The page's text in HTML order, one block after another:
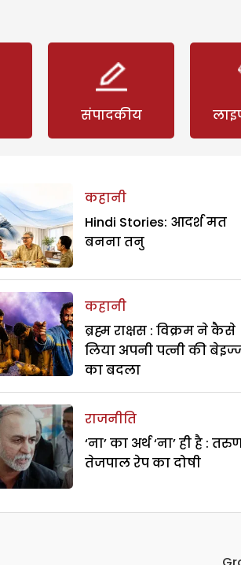
संपादकीय
कहानी
Hindi Stories: आदर्श मत
बनना तनु
कहानी
ब्रह्म राक्षस : विक्रम ने कैसे
लिया अपनी पत्नी की
का बदला
राजनीति
‘ना’ का अर्थ ‘ना’ ही है :
तेजपाल रेप का दोषी